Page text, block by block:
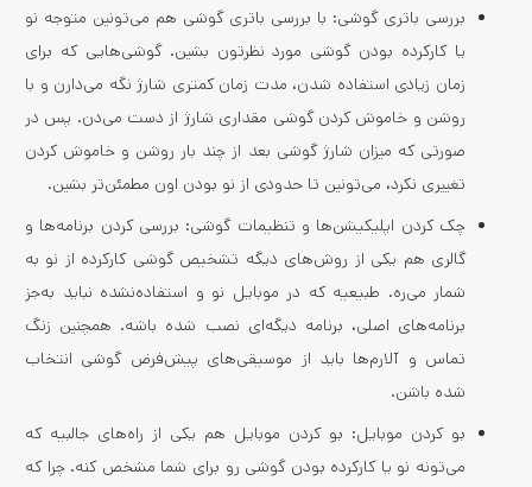
بررسی باتری گوشی: با بررسی باتری گوشی هم می‌تونین متوجه نو
یا کارکرده بودن گوشی مورد نظرتون بشین. گوشی‌هایی که برای
زمان زیادی استفاده شدن، مدت زمان کمتری شارژ نگه می‌دارن و با
روشن و خاموش کردن گوشی مقداری شارژ از دست می‌دن. پس در
صورتی که میزان شارژ گوشی بعد از چند بار روشن و خاموش کردن
تغییری نکرد، می‌تونین تا حدودی از نو بودن اون مطمئن‌تر بشین.
چک کردن اپلیکیشن‌ها و تنظیمات گوشی: بررسی کردن برنامه‌ها و
گالری هم یکی از روش‌های دیگه تشخیص گوشی کارکرده از نو به
شمار می‌ره. طبیعیه که در موبایل نو و استفاده‌نشده نباید به‌جز
برنامه‌های اصلی، برنامه دیگه‌ای نصب شده باشه. همچنین زنگ
تماس و آلارم‌ها باید از موسیقی‌های پیش‌فرض گوشی انتخاب
شده باشن.
بو کردن موبایل: بو کردن موبایل هم یکی از راه‌های جالبیه که
می‌تونه نو یا کارکرده بودن گوشی رو برای شما مشخص کنه. چرا که